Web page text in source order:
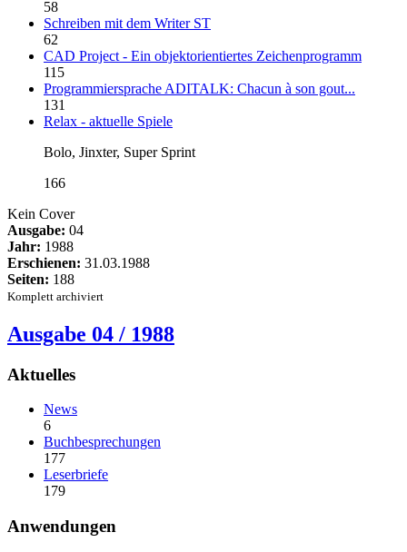
58
Schreiben mit dem Writer ST
62
CAD Project - Ein objektorientiertes Zeichenprogramm
115
Programmiersprache ADITALK: Chacun à son gout...
131
Relax - aktuelle Spiele
Bolo, Jinxter, Super Sprint
166
Kein Cover
Ausgabe: 04
Jahr: 1988
Erschienen: 31.03.1988
Seiten: 188
Komplett archiviert
Ausgabe 04 / 1988
Aktuelles
News
6
Buchbesprechungen
177
Leserbriefe
179
Anwendungen